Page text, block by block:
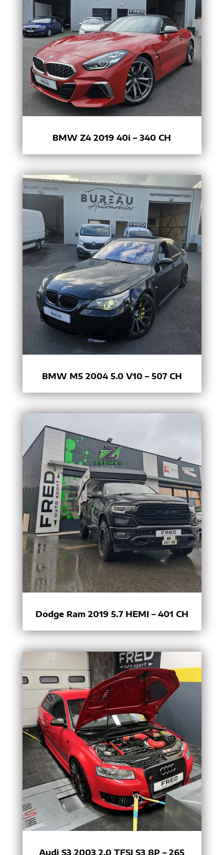
BMW Z4 2019 40i – 340 CH
BMW M5 2004 5.0 V10 – 507 CH
Dodge Ram 2019 5.7 HEMI – 401 CH
Audi S3 2003 2.0 TFSI S3 8P – 265